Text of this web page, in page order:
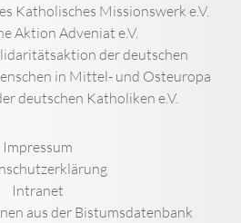
Katholisches Missionswerk e.V.
Aktion Adveniat e.V.
der deutschen
in Mittel- und Osteuropa
deutschen Katholiken e.V.
Impressum
Intranet
aus der Bistumsdatenbank